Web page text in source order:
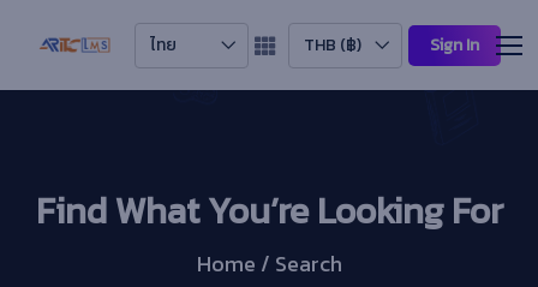
ไทย THB (฿) Sign In
Find What You’re Looking For
Home / Search